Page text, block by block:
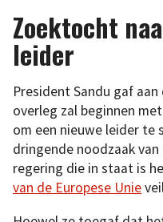
Zoektocht
leider
President Sandu gaf
overleg zal beginnen
om een nieuwe leider te
dringende noodzaak
regering die in staat is
van de Europese Unie